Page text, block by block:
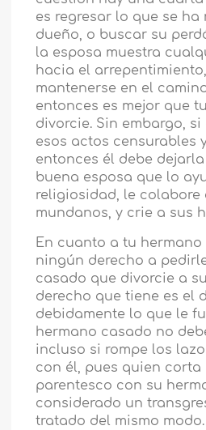
es regresar lo que se ha
dueño, o buscar su
la esposa muestra
hacia el
mantenerse en el
entonces es mejor que
divorcie. Sin embargo,
esos actos censurables
entonces él debe
buena esposa que lo
religiosidad, le colabore
mundanos, y crie a sus
En cuanto a tu hermano
ningún derecho a
casado que divorcie a
derecho que tiene es el
debidamente lo que le
hermano casado no
incluso si rompe los
con él, pues quien corta
parentesco con su
considerado un
tratado del mismo modo.